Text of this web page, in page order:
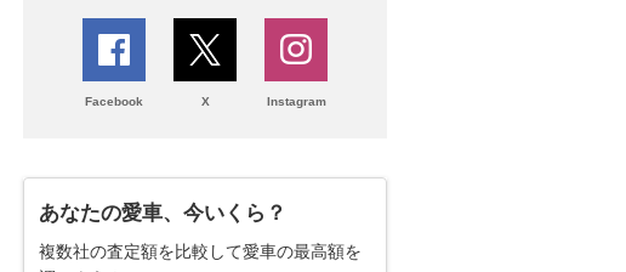
Facebook X Instagram
あなたの愛車、今いくら？
複数社の査定額を比較して愛車の最高額を